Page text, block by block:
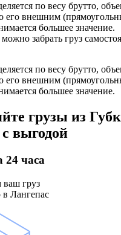
по весу брутто,
его внешним
большее значение.
забрать груз
по весу брутто,
его внешним
большее значение.
грузы из
с выгодой
24 часа
ваш груз
в Лангепас